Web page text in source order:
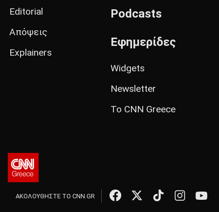
Editorial
Απόψεις
Explainers
Podcasts
Εφημερίδες
Widgets
Newsletter
Το CNN Greece
ΑΚΟΛΟΥΘΗΣΤΕ ΤΟ CNN.GR